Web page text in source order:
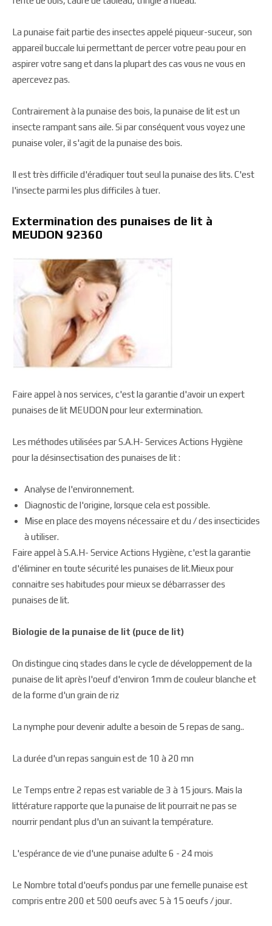
La punaise fait partie des insectes appelé piqueur-suceur, son
appareil buccale lui permettant de percer votre peau pour en
aspirer votre sang et dans la plupart des cas vous ne vous en
apercevez pas.
Contrairement à la punaise des bois, la punaise de lit est un
insecte rampant sans aile. Si par conséquent vous voyez une
punaise voler, il s'agit de la punaise des bois.
Il est très difficile d'éradiquer tout seul la punaise des lits. C'est
l'insecte parmi les plus difficiles à tuer.
Extermination des punaises de lit à
MEUDON 92360
Faire appel à nos services, c'est la garantie d'avoir un expert
punaises de lit MEUDON pour leur extermination.
Les méthodes utilisées par S.A.H- Services Actions Hygiène
pour la désinsectisation des punaises de lit :
Analyse de l'environnement.
Diagnostic de l'origine, lorsque cela est possible.
Mise en place des moyens nécessaire et du / des insecticides
à utiliser.
Faire appel à S.A.H- Service Actions Hygiène, c'est la garantie
d'éliminer en toute sécurité les punaises de lit.Mieux pour
connaitre ses habitudes pour mieux se débarrasser des
punaises de lit.
Biologie de la punaise de lit (puce de lit)
On distingue cinq stades dans le cycle de développement de la
punaise de lit après l'oeuf d'environ 1mm de couleur blanche et
de la forme d'un grain de riz
La nymphe pour devenir adulte a besoin de 5 repas de sang..
La durée d'un repas sanguin est de 10 à 20 mn
Le Temps entre 2 repas est variable de 3 à 15 jours. Mais la
littérature rapporte que la punaise de lit pourrait ne pas se
nourrir pendant plus d'un an suivant la température.
L'espérance de vie d'une punaise adulte 6 -­ 24 mois
Le Nombre total d'oeufs pondus par une femelle punaise est
compris entre 200 et 500 oeufs avec 5 à 15 oeufs / jour.